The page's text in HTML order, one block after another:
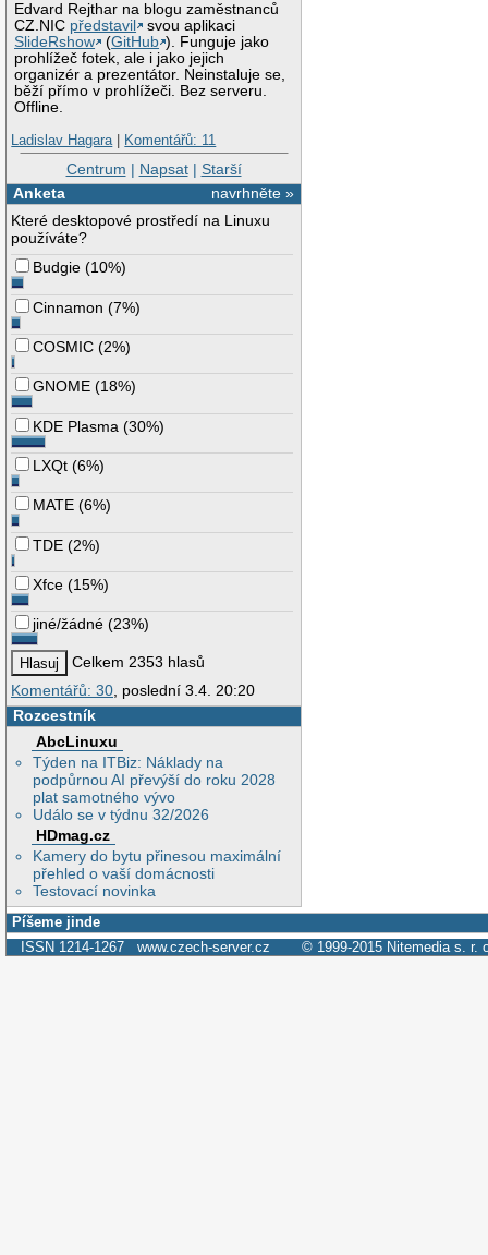
Edvard Rejthar na blogu zaměstnanců
CZ.NIC představil
svou aplikaci
SlideRshow
(GitHub ). Funguje jako
prohlížeč fotek, ale i jako jejich
organizér a prezentátor. Neinstaluje se,
běží přímo v prohlížeči. Bez serveru.
Offline.
Ladislav Hagara| Komentářů: 11
Centrum | Napsat| Starší
navrhněte »
Anketa
Které desktopové prostředí na Linuxu
používáte?
Budgie (10%)
Cinnamon (7%)
COSMIC (2%)
GNOME (18%)
KDE Plasma (30%)
LXQt (6%)
MATE (6%)
TDE (2%)
Xfce (15%)
jiné/žádné (23%)
Celkem 2353 hlasů
Komentářů: 30 , poslední 3.4. 20:20
Rozcestník
AbcLinuxu
Týden na ITBiz: Náklady na
podpůrnou AI převýší do roku 2028
plat samotného vývo
Událo se v týdnu 32/2026
HDmag.cz
Kamery do bytu přinesou maximální
přehled o vaší domácnosti
Testovací novinka
Píšeme jinde
ISSN 1214-1267 www.czech-server.cz © 1999-2015 Nitemedia s. r.